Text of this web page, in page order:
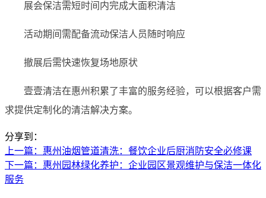
展会保洁需短时间内完成大面积清洁
活动期间需配备流动保洁人员随时响应
撤展后需快速恢复场地原状
壹壹清洁在惠州积累了丰富的服务经验，可以根据客户需
求提供定制化的清洁解决方案。
分享到：
上一篇 ：惠州油烟管道清洗：餐饮企业后厨消防安全必修课
下一篇 ：惠州园林绿化养护：企业园区景观维护与保洁一体化
服务